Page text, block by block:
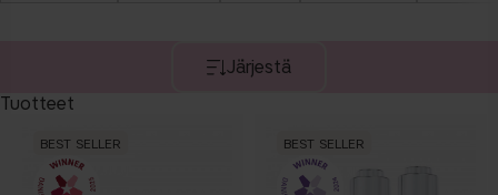
Järjestä
Tuotteet
BEST SELLER BEST SELLER